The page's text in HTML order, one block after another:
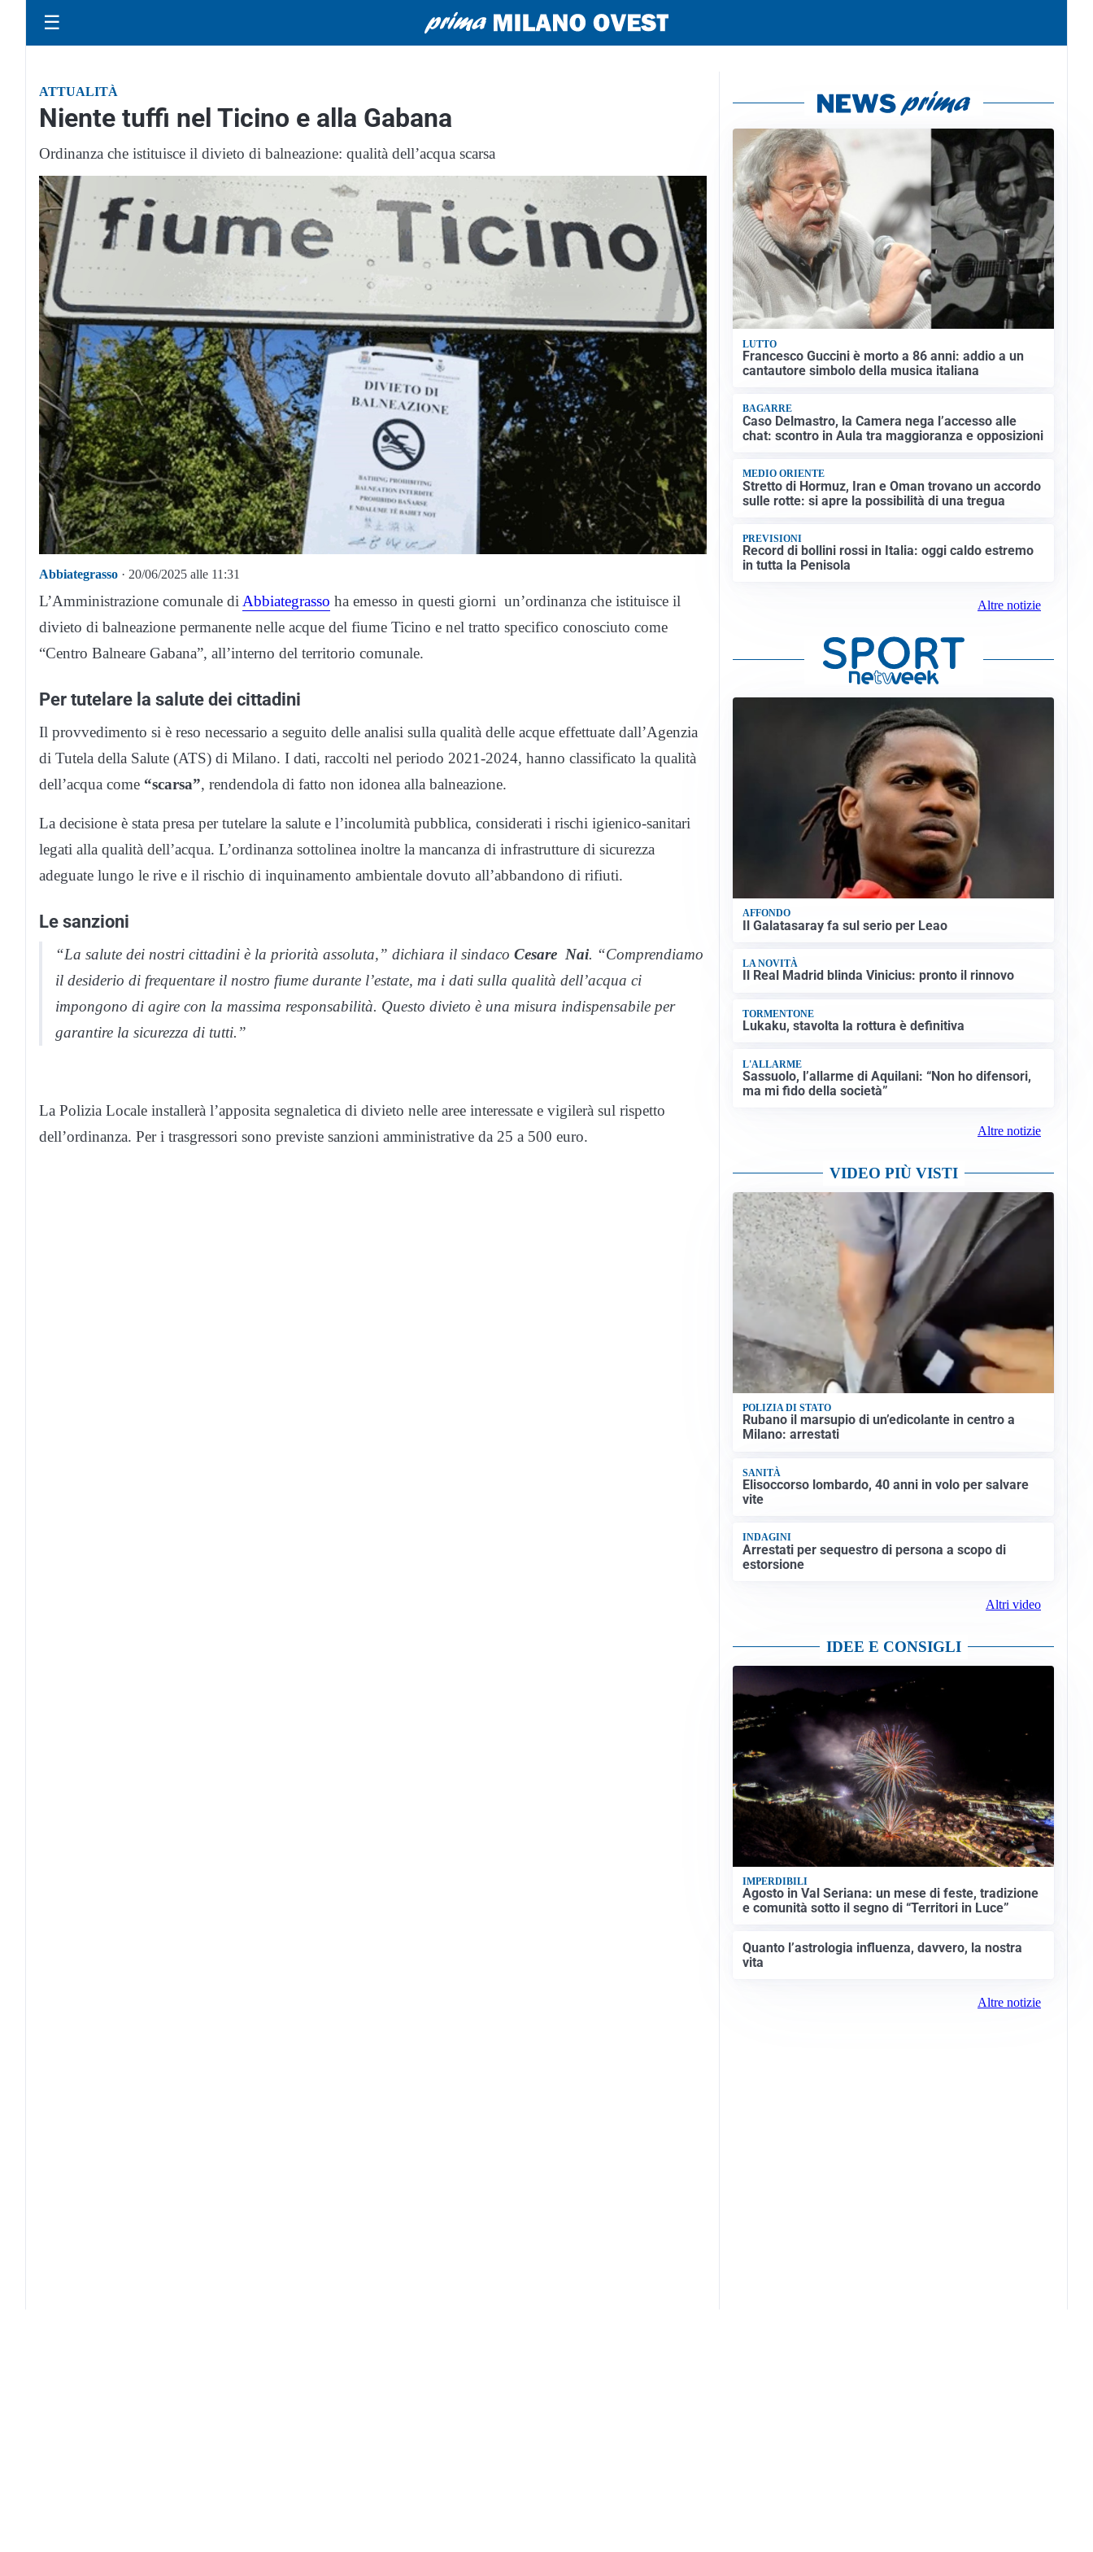
☰
ATTUALITÀ
Niente tuffi nel Ticino e alla Gabana
Ordinanza che istituisce il divieto di balneazione: qualità dell’acqua scarsa
Abbiategrasso · 20/06/2025 alle 11:31
L’Amministrazione comunale diAbbiategrasso ha emesso in questi giorni un’ordinanza che istituisce il
divieto di balneazione permanente nelle acque del fiume Ticino e nel tratto specifico conosciuto come
“Centro Balneare Gabana”, all’interno del territorio comunale.
Per tutelare la salute dei cittadini
Il provvedimento si è reso necessario a seguito delle analisi sulla qualità delle acque effettuate dall’Agenzia
di Tutela della Salute (ATS) di Milano. I dati, raccolti nel periodo 2021-2024, hanno classificato la qualità
dell’acqua come “scarsa”, rendendola di fatto non idonea alla balneazione.
La decisione è stata presa per tutelare la salute e l’incolumità pubblica, considerati i rischi igienico-sanitari
legati alla qualità dell’acqua. L’ordinanza sottolinea inoltre la mancanza di infrastrutture di sicurezza
adeguate lungo le rive e il rischio di inquinamento ambientale dovuto all’abbandono di rifiuti.
Le sanzioni
“La salute dei nostri cittadini è la priorità assoluta,” dichiara il sindaco Cesare Nai. “Comprendiamo
il desiderio di frequentare il nostro fiume durante l’estate, ma i dati sulla qualità dell’acqua ci
impongono di agire con la massima responsabilità. Questo divieto è una misura indispensabile per
garantire la sicurezza di tutti.”
La Polizia Locale installerà l’apposita segnaletica di divieto nelle aree interessate e vigilerà sul rispetto
dell’ordinanza. Per i trasgressori sono previste sanzioni amministrative da 25 a 500 euro.
LUTTO
Francesco Guccini è morto a 86 anni: addio a un
cantautore simbolo della musica italiana
BAGARRE
Caso Delmastro, la Camera nega l’accesso alle
chat: scontro in Aula tra maggioranza e opposizioni
MEDIO ORIENTE
Stretto di Hormuz, Iran e Oman trovano un accordo
sulle rotte: si apre la possibilità di una tregua
PREVISIONI
Record di bollini rossi in Italia: oggi caldo estremo
in tutta la Penisola
Altre notizie
AFFONDO
Il Galatasaray fa sul serio per Leao
LA NOVITÀ
Il Real Madrid blinda Vinicius: pronto il rinnovo
TORMENTONE
Lukaku, stavolta la rottura è definitiva
L'ALLARME
Sassuolo, l’allarme di Aquilani: “Non ho difensori,
ma mi fido della società”
Altre notizie
VIDEO PIÙ VISTI
POLIZIA DI STATO
Rubano il marsupio di un’edicolante in centro a
Milano: arrestati
SANITÀ
Elisoccorso lombardo, 40 anni in volo per salvare
vite
INDAGINI
Arrestati per sequestro di persona a scopo di
estorsione
Altri video
IDEE E CONSIGLI
IMPERDIBILI
Agosto in Val Seriana: un mese di feste, tradizione
e comunità sotto il segno di “Territori in Luce”
Quanto l’astrologia influenza, davvero, la nostra
vita
Altre notizie